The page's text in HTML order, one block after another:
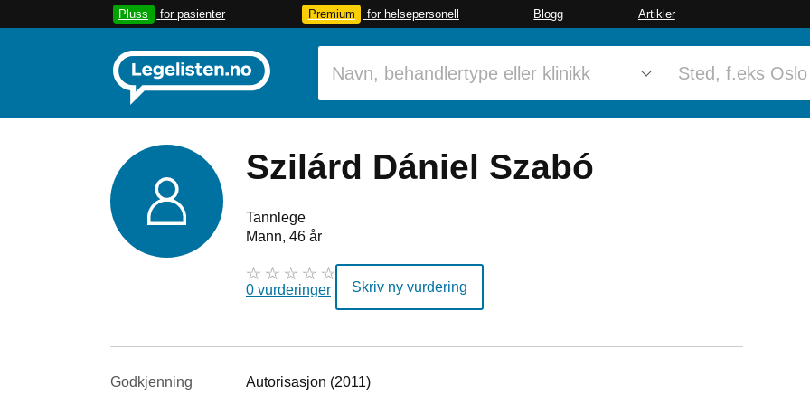
Pluss for pasienter Premium for helsepersonell Blogg Artikler
Szilárd Dániel Szabó
Tannlege
Mann, 46 år
0 vurderinger Skriv ny vurdering
Godkjenning Autorisasjon (2011)